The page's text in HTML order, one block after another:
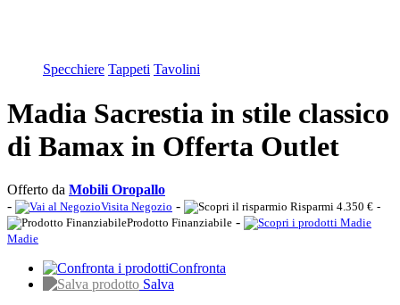
Specchiere Tappeti Tavolini
Madia Sacrestia in stile classico
di Bamax in Offerta Outlet
Offerto da Mobili Oropallo
-
Visita Negozio - Risparmi 4.350 € -
Prodotto Finanziabile -
Madie
Confronta
Salva